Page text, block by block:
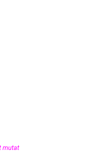
mutat